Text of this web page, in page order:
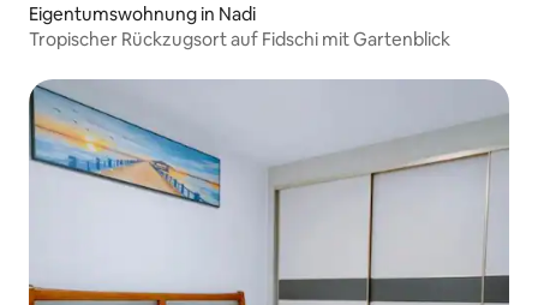
Eigentumswohnung in Nadi
Tropischer Rückzugsort auf Fidschi mit Gartenblick